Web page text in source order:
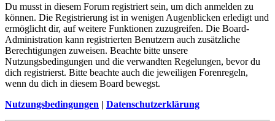
Du musst in diesem Forum registriert sein, um dich anmelden zu
können. Die Registrierung ist in wenigen Augenblicken erledigt und
ermöglicht dir, auf weitere Funktionen zuzugreifen. Die Board-
Administration kann registrierten Benutzern auch zusätzliche
Berechtigungen zuweisen. Beachte bitte unsere
Nutzungsbedingungen und die verwandten Regelungen, bevor du
dich registrierst. Bitte beachte auch die jeweiligen Forenregeln,
wenn du dich in diesem Board bewegst.
Nutzungsbedingungen | Datenschutzerklärung